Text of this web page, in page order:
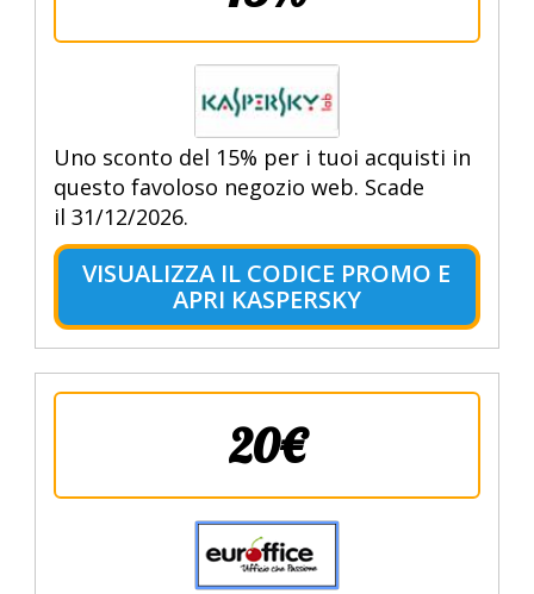
Uno sconto del 15% per i tuoi acquisti in
questo favoloso negozio web. Scade
il 31/12/2026.
VISUALIZZA IL CODICE PROMO E
APRI KASPERSKY
20€